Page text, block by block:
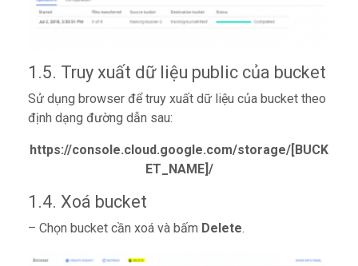
1.5. Truy xuất dữ liệu public của bucket
Sử dụng browser để truy xuất dữ liệu của bucket theo
định dạng đường dẫn sau:
https://console.cloud.google.com/storage/[BUCK
ET_NAME]/
1.4. Xoá bucket
– Chọn bucket cần xoá và bấm Delete.